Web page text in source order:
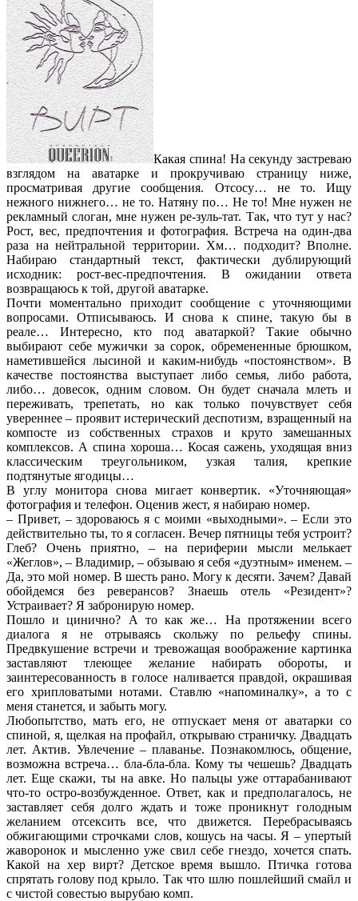
Какая спина! На секунду застреваю
взглядом на аватарке и прокручиваю страницу ниже,
просматривая другие сообщения. Отсосу… не то. Ищу
нежного нижнего… не то. Натяну по… Не то! Мне нужен не
рекламный слоган, мне нужен ре-зуль-тат. Так, что тут у нас?
Рост, вес, предпочтения и фотография. Встреча на один-два
раза на нейтральной территории. Хм… подходит? Вполне.
Набираю стандартный текст, фактически дублирующий
исходник: рост-вес-предпочтения. В ожидании ответа
возвращаюсь к той, другой аватарке.
Почти моментально приходит сообщение с уточняющими
вопросами. Отписываюсь. И снова к спине, такую бы в
реале… Интересно, кто под аватаркой? Такие обычно
выбирают себе мужички за сорок, обремененные брюшком,
наметившейся лысиной и каким-нибудь «постоянством». В
качестве постоянства выступает либо семья, либо работа,
либо… довесок, одним словом. Он будет сначала млеть и
переживать, трепетать, но как только почувствует себя
увереннее – проявит истерический деспотизм, взращенный на
компосте из собственных страхов и круто замешанных
комплексов. А спина хороша… Косая сажень, уходящая вниз
классическим треугольником, узкая талия, крепкие
подтянутые ягодицы…
В углу монитора снова мигает конвертик. «Уточняющая»
фотография и телефон. Оценив жест, я набираю номер.
– Привет, – здороваюсь я с моими «выходными». – Если это
действительно ты, то я согласен. Вечер пятницы тебя устроит?
Глеб? Очень приятно, – на периферии мысли мелькает
«Жеглов», – Владимир, – обзываю я себя «дуэтным» именем. –
Да, это мой номер. В шесть рано. Могу к десяти. Зачем? Давай
обойдемся без реверансов? Знаешь отель «Резидент»?
Устраивает? Я забронирую номер.
Пошло и цинично? А то как же… На протяжении всего
диалога я не отрываясь скольжу по рельефу спины.
Предвкушение встречи и тревожащая воображение картинка
заставляют тлеющее желание набирать обороты, и
заинтересованность в голосе наливается правдой, окрашивая
его хрипловатыми нотами. Ставлю «напоминалку», а то с
меня станется, и забыть могу.
Любопытство, мать его, не отпускает меня от аватарки со
спиной, я, щелкая на профайл, открываю страничку. Двадцать
лет. Актив. Увлечение – плаванье. Познакомлюсь, общение,
возможна встреча… бла-бла-бла. Кому ты чешешь? Двадцать
лет. Еще скажи, ты на авке. Но пальцы уже оттарабанивают
что-то остро-возбужденное. Ответ, как и предполагалось, не
заставляет себя долго ждать и тоже проникнут голодным
желанием отсексить все, что движется. Перебрасываясь
обжигающими строчками слов, кошусь на часы. Я – упертый
жаворонок и мысленно уже свил себе гнездо, хочется спать.
Какой на хер вирт? Детское время вышло. Птичка готова
спрятать голову под крыло. Так что шлю пошлейший смайл и
с чистой совестью вырубаю комп.